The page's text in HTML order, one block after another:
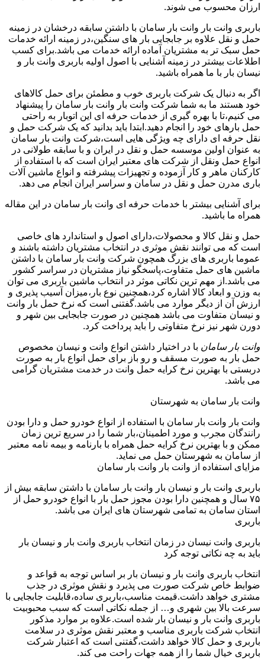
ارزان محسوب می شوند.
باربری وانت بار وانت بار سامان با داشتن سابقه درخشان در زمینه
حمل و نقل علاوه بر جابجایی بار های سنگین،در زمینه ارائه خدمات
حمل سبک تر به مشتریان آماده ارائه خدمات می باشد.برای کسب
اطلاعات بیشتر در زمینه آشنایی با اصول اولیه باربری وانت بار و
نیسان بار با ما همراه باشید.
اگر به دنبال یک شرکت باربری خوب و مطمئن برای حمل کالاهای
خود هستند ما به شما شرکت وانت بار وانت بار سامان را پیشنهاد
می کنیم،تا با بهره گیری از خدمات حرفه ای این اتوبار به راحتی
حمل بارهای خود را انجام دهید.ابتدا باید بدانید که یک شرکت حمل و
نقل حرفه ای دارای چه ویژگی هایی است،شرکت وانت بار سامان
به عنوان اولین موسسه حمل و نقل در ایران و با سابقه طولانی در
انواع حمل ونقل از شرکت های معتبر ایران است که با استفاده از
کارکنان ماهر و کار آزموده و تجهیزات پیشرفته و انواع ماشین آلات
باری مدرن حمل و نقل در سامان و سراسر ایران انجام می دهد.
برای آشنایی بیشتر با خدمات حرفه ای وانت بار سامان در این مقاله
همراه ما باشید.
حمل و نقل کالا و محصولات،دارای اصول و استاندارد های خاصی
است که می توانند نقش موثری در انتخاب مشتریان داشته باشند و
عموما باربری های بزرگ همچون شرکت وانت بار سامان با داشتن
ماشین های حمل متفاوت،پاسخگو نیاز مشتریان در سراسر کشور
می باشد.از مهم ترین نکاتی موثر در انتخاب ماشین باربری می توان
به وزن و ابعاد کالا اشاره کرد،همچنین نوع بار،میزان آسیب پذیری و
ارزش آن از دیگر موارد می باشد.گفتنی است که نرخ حمل بار وانت
و نیسان متفاوت می باشد همچنین در صورت جابجایی بین شهر و
دورن شهر نیز نرخ متفاوتی را باید پرداخت کرد.
وانت بار سامان با در اختیار داشتن انواع وانت و نیسان مخصوص
حمل بار به صورت مسقف و رو باز برای حمل انواع بار به صورت
دربستی با بهترین نرخ کرایه حمل وانت در خدمت مشتریان گرامی
می باشد.
وانت بار سامان به شهرستان
وانت بار وانت بار سامان با استفاده از انواع خودرو حمل و دارا بودن
رانندگان مجرب و مورد اطمینان،بار شما را در سریع ترین زمان
ممکن و با بهترین نرخ کرایه حمل همراه با بارنامه و بیمه نامه معتبر
از سامان به شهرستان حمل می نماید.
مزایای استفاده از وانت بار وانت بار سامان
باربری وانت بار و نیسان بار وانت بار سامان با داشتن سابقه بیش از
۷۵ سال و همچنین دارا بودن مجوز حمل بار با انواع خودرو حمل از
استان سامان به تمامی شهرستان های ایران می باشد.
باربری
باربری وانت نیسان در زمان انتخاب باربری وانت بار و نیسان بار
باید به چه نکاتی توجه کرد
انتخاب باربری وانت بار و نیسان بار بر اساس توجه به قواعد و
ضوابط خاص شرکت صورت می پذیرد و نقش موثری در جذب
مشتری خواهد داشت.قیمت مناسب،باربری ساده،قابلیت جابجایی با
سرعت بالا بین شهری و… از جمله نکاتی است که سبب محبوبیت
باربری وانت بار و نیسان بار شده است.علاوه بر موارد مذکور
انتخاب شرکت باربری مناسب و معتبر نقش موثری در سلامت
باربری و حمل کالا خواهد داشت،گفتنی است که اعتبار شرکت
باربری خیال شما را از همه جهات راحت می کند.